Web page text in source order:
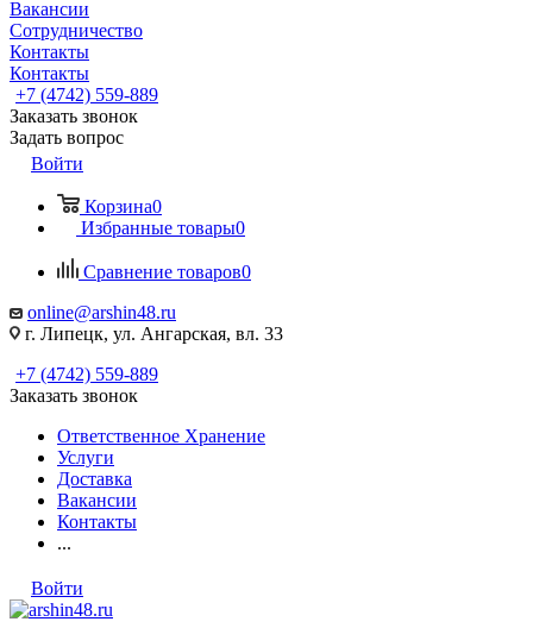
Вакансии
Сотрудничество
Контакты
Контакты
+7 (4742) 559-889
Заказать звонок
Задать вопрос
Войти
Корзина0
Избранные товары0
Сравнение товаров0
online@arshin48.ru
г. Липецк, ул. Ангарская, вл. 33
+7 (4742) 559-889
Заказать звонок
Ответственное Хранение
Услуги
Доставка
Вакансии
Контакты
...
Войти